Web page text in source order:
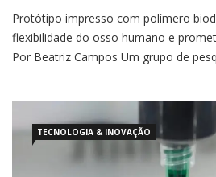
Protótipo impresso com polímero
flexibilidade do osso humano e
Por Beatriz Campos Um grupo de
novidade. Mas esse novo protótipo é
TECNOLOGIA & INOVAÇÃO